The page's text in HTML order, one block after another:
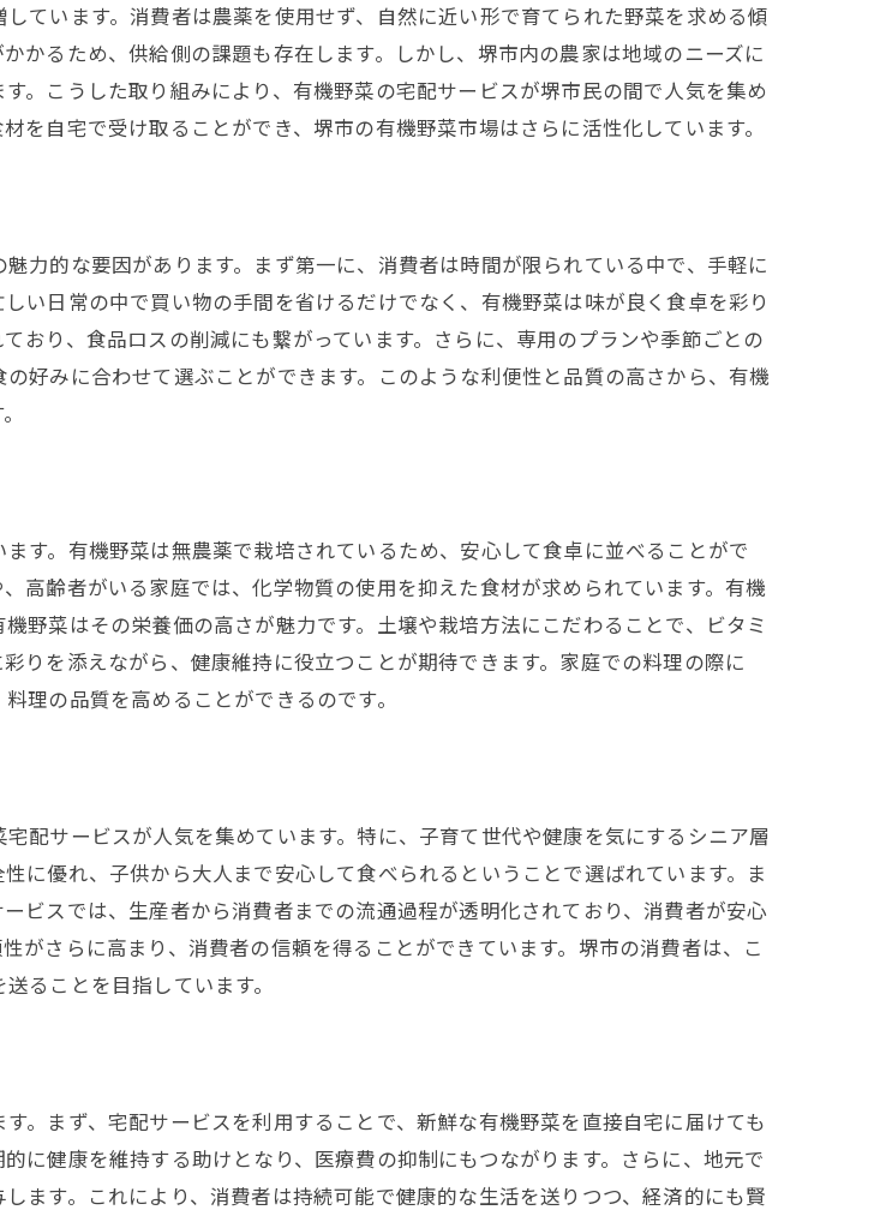
ちにも有機野菜を
市の伝統料理を見直す
命を起こす有機野菜宅配
フスタイルに合った健康管理
で得られる栄養バランスの良さ
に優しい有機野菜宅配サービス
い堺市の有機野菜ライフ
市民にこそオススメの宅配サービス
野菜宅配の利用方法
両立する堺市民に便利な宅配
で迅速な有機野菜の入手方法
スタイルに合わせた宅配サービス
健康を手に入れる方法
有機野菜の健康パワー
康を守る堺市の有機野菜
野菜による健康改善事例
で体質改善を目指す堺市民
活を支える栄養素豊富な有機野菜
配サービスで食生活を豊かに
彩る堺市の有機野菜
い食習慣を提案する有機野菜
活を変えるために有機野菜を選ぶ
ています。消費者は農薬を使用せず、自然に近い形で育てられた野菜を求める傾
かるため、供給側の課題も存在します。しかし、堺市内の農家は地域のニーズに
。こうした取り組みにより、有機野菜の宅配サービスが堺市民の間で人気を集め
自宅で受け取ることができ、堺市の有機野菜市場はさらに活性化しています。
力的な要因があります。まず第一に、消費者は時間が限られている中で、手軽に
い日常の中で買い物の手間を省けるだけでなく、有機野菜は味が良く食卓を彩り
おり、食品ロスの削減にも繋がっています。さらに、専用のプランや季節ごとの
好みに合わせて選ぶことができます。このような利便性と品質の高さから、有機
す。有機野菜は無農薬で栽培されているため、安心して食卓に並べることがで
高齢者がいる家庭では、化学物質の使用を抑えた食材が求められています。有機
野菜はその栄養価の高さが魅力です。土壌や栽培方法にこだわることで、ビタミ
りを添えながら、健康維持に役立つことが期待できます。家庭での料理の際に
理の品質を高めることができるのです。
配サービスが人気を集めています。特に、子育て世代や健康を気にするシニア層
に優れ、子供から大人まで安心して食べられるということで選ばれています。ま
ビスでは、生産者から消費者までの流通過程が透明化されており、消費者が安心
がさらに高まり、消費者の信頼を得ることができています。堺市の消費者は、こ
ることを目指しています。
。まず、宅配サービスを利用することで、新鮮な有機野菜を直接自宅に届けても
に健康を維持する助けとなり、医療費の抑制にもつながります。さらに、地元で
ます。これにより、消費者は持続可能で健康的な生活を送りつつ、経済的にも賢